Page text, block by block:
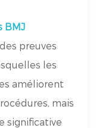
BMJ
preuves
les
améliorent
mais
significative